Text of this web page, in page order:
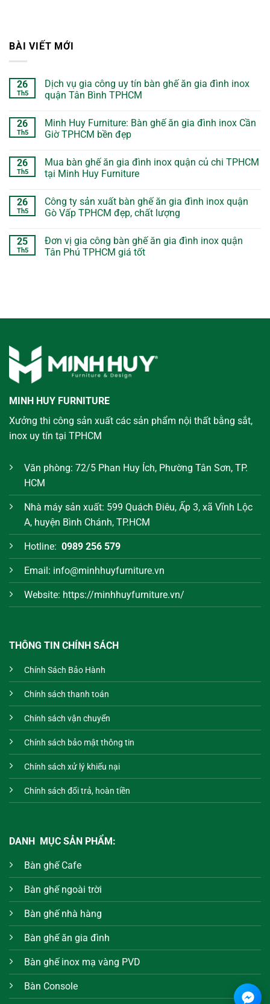
BÀI VIẾT MỚI
26
Th5
Dịch vụ gia công uy tín bàn ghế ăn gia đình inox
quận Tân Bình TPHCM
26
Th5
Minh Huy Furniture: Bàn ghế ăn gia đình inox Cần
Giờ TPHCM bền đẹp
26
Th5
Mua bàn ghế ăn gia đình inox quận củ chi TPHCM
tại Minh Huy Furniture
26
Th5
Công ty sản xuất bàn ghế ăn gia đình inox quận
Gò Vấp TPHCM đẹp, chất lượng
25
Th5
Đơn vị gia công bàn ghế ăn gia đình inox quận
Tân Phú TPHCM giá tốt
MINH HUY FURNITURE
Xưởng thi công sản xuất các sản phẩm nội thất bằng sắt,
inox uy tín tại TPHCM
Văn phòng: 72/5 Phan Huy Ích, Phường Tân Sơn, TP.
HCM
Nhà máy sản xuất: 599 Quách Điêu, Ấp 3, xã Vĩnh Lộc
A, huyện Bình Chánh, TP.HCM
Hotline: 0989 256 579
Email: info@minhhuyfurniture.vn
Website: https://minhhuyfurniture.vn/
THÔNG TIN CHÍNH SÁCH
Chính Sách Bảo Hành
Chính sách thanh toán
Chính sách vận chuyển
Chính sách bảo mật thông tin
Chính sách xử lý khiếu nại
Chính sách đổi trả, hoàn tiền
DANH MỤC SẢN PHẨM:
Bàn ghế Cafe
Bàn ghế ngoài trời
Bàn ghế nhà hàng
Bàn ghế ăn gia đình
Bàn ghế inox mạ vàng PVD
Bàn Console